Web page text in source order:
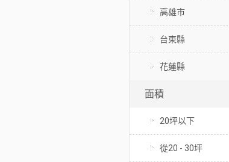
高雄市
台東縣
花蓮縣
面積
20坪以下
從20 - 30坪